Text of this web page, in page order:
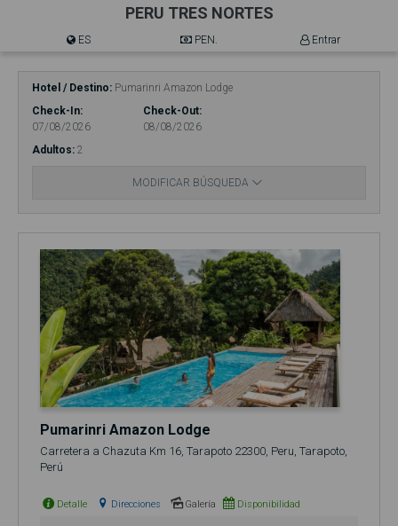
PERU TRES NORTES
ES PEN. Entrar
Hotel / Destino
Pumarinri Amazon Lodge
Check-In
07/08/2026
Check-Out
08/08/2026
Adultos 2
MODIFICAR BÚSQUEDA
Pumarinri Amazon Lodge
Carretera a Chazuta Km 16, Tarapoto 22300, Peru, Tarapoto,
Perú
Detalle Direcciones Galería Disponibilidad